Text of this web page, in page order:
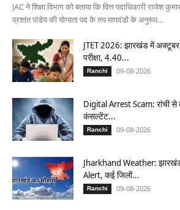
JAC ने शिक्षा विभाग को बताया कि वित्त पदाधिकारी राजेश
प्रशांत पांडेय की योग्यता पद के तय मापदंडों के अनुरूप...
JTET 2026: झारखंड में अक्टूबर
परीक्षा, 4.40...
Ranchi 09-08-2026
Digital Arrest Scam: रांची से
कंसल्टेंट...
Ranchi 09-08-2026
Jharkhand Weather:
Alert, कई जिलों...
Ranchi 09-08-2026